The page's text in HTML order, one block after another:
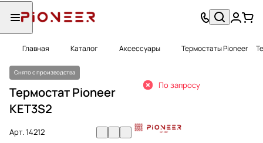
Главная Каталог Аксессуары Термостаты Pioneer
Снято с производства
Термостат Pioneer
KET3S2
Арт.14212
По запросу